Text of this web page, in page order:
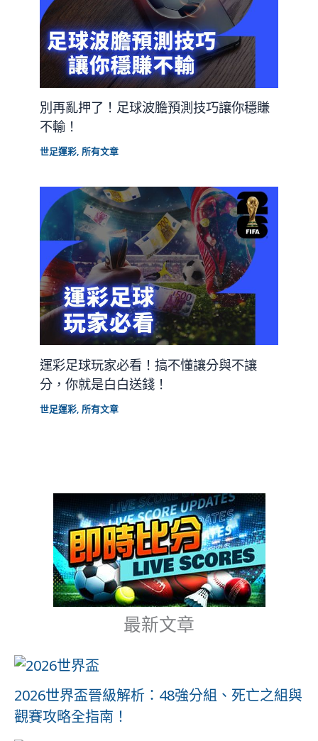
別再亂押了！足球波膽預測技巧讓你穩賺
不輸！
世足運彩,所有文章
運彩足球玩家必看！搞不懂讓分與不讓
分，你就是白白送錢！
世足運彩,所有文章
最新文章
2026世界盃晉級解析：48強分組、死亡之組與
觀賽攻略全指南！